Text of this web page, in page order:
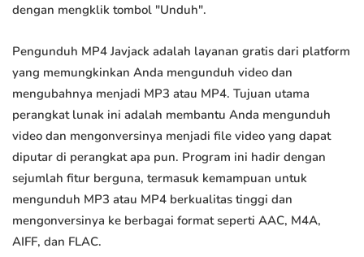
dengan mengklik tombol "Unduh".
Pengunduh MP4 Javjack adalah layanan gratis dari platform
yang memungkinkan Anda mengunduh video dan
mengubahnya menjadi MP3 atau MP4. Tujuan utama
perangkat lunak ini adalah membantu Anda mengunduh
video dan mengonversinya menjadi file video yang dapat
diputar di perangkat apa pun. Program ini hadir dengan
sejumlah fitur berguna, termasuk kemampuan untuk
mengunduh MP3 atau MP4 berkualitas tinggi dan
mengonversinya ke berbagai format seperti AAC, M4A,
AIFF, dan FLAC.